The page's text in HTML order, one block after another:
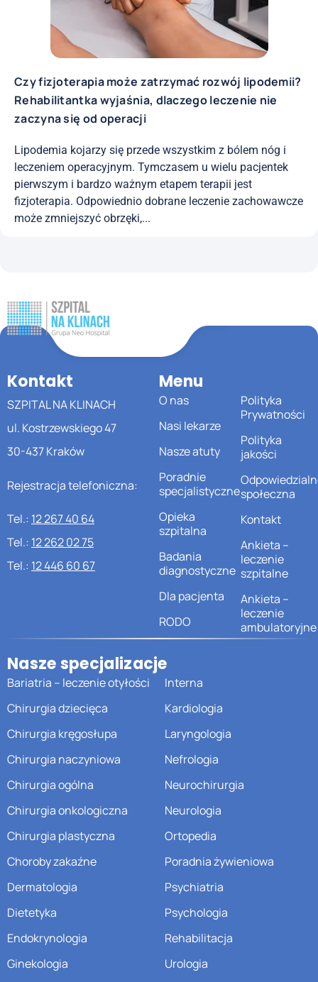
Czy fizjoterapia może zatrzymać rozwój lipodemii?
Rehabilitantka wyjaśnia, dlaczego leczenie nie
zaczyna się od operacji
Lipodemia kojarzy się przede wszystkim z bólem nóg i
leczeniem operacyjnym. Tymczasem u wielu pacjentek
pierwszym i bardzo ważnym etapem terapii jest
fizjoterapia. Odpowiednio dobrane leczenie zachowawcze
może zmniejszyć obrzęki,...
Kontakt
SZPITAL NA KLINACH
ul. Kostrzewskiego 47
30-437 Kraków
Rejestracja telefoniczna:
Tel.: 12 267 40 64
Tel.: 12 262 02 75
Tel.: 12 446 60 67
Menu
O nas
Nasi lekarze
Nasze atuty
Poradnie
specjalistyczne
Opieka
szpitalna
Badania
diagnostyczne
Dla pacjenta
RODO
Polityka
Prywatności
Polityka
jakości
społeczna
Kontakt
Ankieta –
leczenie
szpitalne
Ankieta –
leczenie
ambulatoryjne
Nasze specjalizacje
Bariatria – leczenie otyłości
Chirurgia dziecięca
Chirurgia kręgosłupa
Chirurgia naczyniowa
Chirurgia ogólna
Chirurgia onkologiczna
Chirurgia plastyczna
Choroby zakaźne
Dermatologia
Dietetyka
Endokrynologia
Ginekologia
Interna
Kardiologia
Laryngologia
Nefrologia
Neurochirurgia
Neurologia
Ortopedia
Poradnia żywieniowa
Psychiatria
Psychologia
Rehabilitacja
Urologia